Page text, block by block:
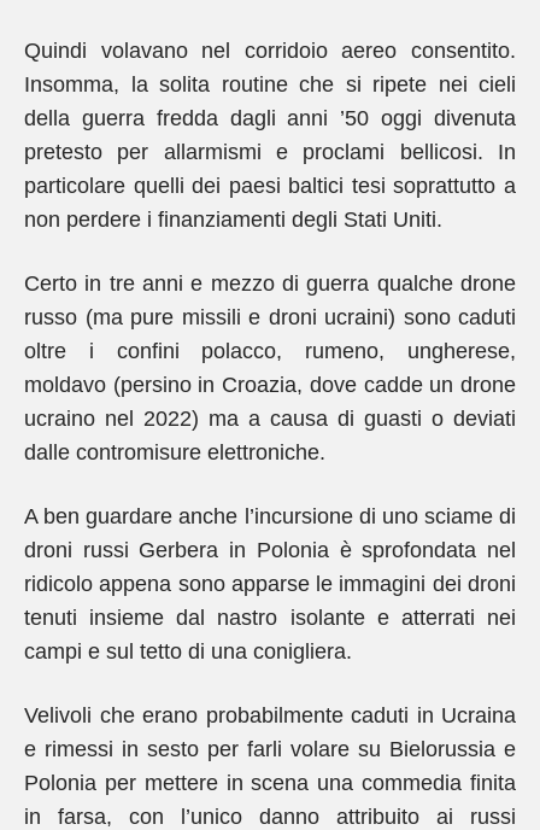
Quindi volavano nel corridoio aereo consentito.
Insomma, la solita routine che si ripete nei cieli
della guerra fredda dagli anni ’50 oggi divenuta
pretesto per allarmismi e proclami bellicosi. In
particolare quelli dei paesi baltici tesi soprattutto a
non perdere i finanziamenti degli Stati Uniti.
Certo in tre anni e mezzo di guerra qualche drone
russo (ma pure missili e droni ucraini) sono caduti
oltre i confini polacco, rumeno, ungherese,
moldavo (persino in Croazia, dove cadde un drone
ucraino nel 2022) ma a causa di guasti o deviati
dalle contromisure elettroniche.
A ben guardare anche l’incursione di uno sciame di
droni russi Gerbera in Polonia è sprofondata nel
ridicolo appena sono apparse le immagini dei droni
tenuti insieme dal nastro isolante e atterrati nei
campi e sul tetto di una conigliera.
Velivoli che erano probabilmente caduti in Ucraina
e rimessi in sesto per farli volare su Bielorussia e
Polonia per mettere in scena una commedia finita
in farsa, con l’unico danno attribuito ai russi